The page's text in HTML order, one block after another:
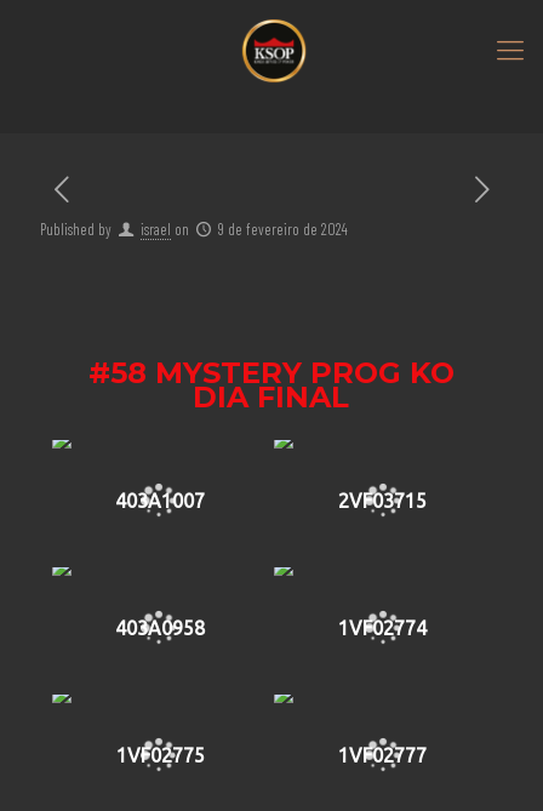
Published by israel on 9 de fevereiro de 2024
#58 MYSTERY PROG KO
DIA FINAL
403A1007 2VF03715
403A0958 1VF02774
1VF02775 1VF02777